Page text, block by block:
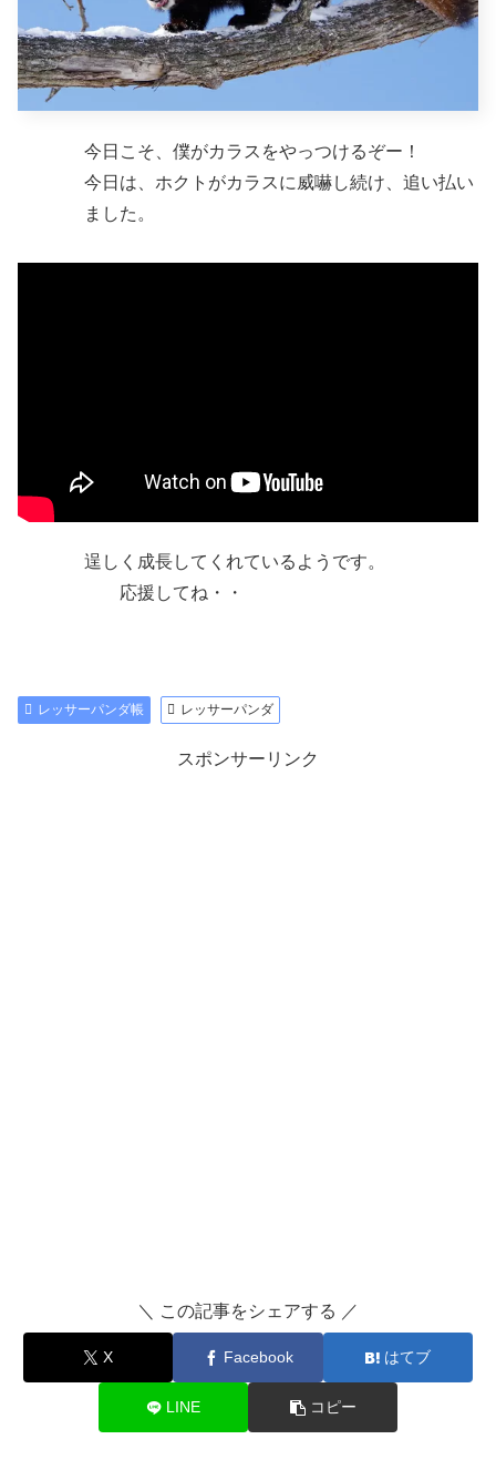
今日こそ、僕がカラスをやっつけるぞー！
今日は、ホクトがカラスに威嚇し続け、追い払い
ました。
逞しく成長してくれているようです。
応援してね・・
レッサーパンダ帳 レッサーパンダ
スポンサーリンク
＼ この記事をシェアする ／
X Facebook はてブ
LINE コピー